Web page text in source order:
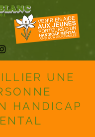
UNE
HANDICAP